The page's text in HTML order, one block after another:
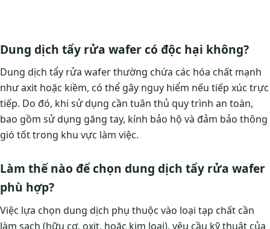
Dung dịch tẩy rửa wafer có độc hại không?
Dung dịch tẩy rửa wafer thường chứa các hóa chất mạnh
như axit hoặc kiềm, có thể gây nguy hiểm nếu tiếp xúc trực
tiếp. Do đó, khi sử dụng cần tuân thủ quy trình an toàn,
bao gồm sử dụng găng tay, kính bảo hộ và đảm bảo thông
gió tốt trong khu vực làm việc.
Làm thế nào để chọn dung dịch tẩy rửa wafer
phù hợp?
Việc lựa chọn dung dịch phụ thuộc vào loại tạp chất cần
làm sạch (hữu cơ, oxit, hoặc kim loại), yêu cầu kỹ thuật của